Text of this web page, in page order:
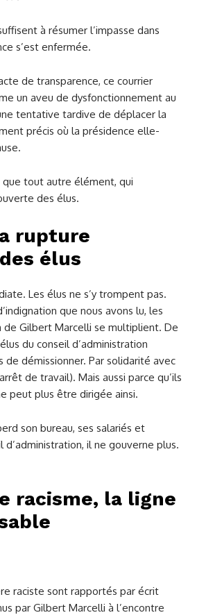
à résumer l’impasse dans
s’est enfermée.
de transparence, ce courrier
un aveu de dysfonctionnement au
tentative tardive de déplacer la
précis où la présidence elle-
que tout autre élément, qui
des élus.
rupture
élus
Les élus ne s’y trompent pas.
que nous avons lu, les
de Gilbert Marcelli se multiplient. De
du conseil d’administration
de démissionner. Par solidarité avec
de travail). Mais aussi parce qu’ils
peut plus être dirigée ainsi.
son bureau, ses salariés et
d’administration, il ne gouverne plus.
racisme, la ligne
raciste sont rapportés par écrit
par Gilbert Marcelli à l’encontre